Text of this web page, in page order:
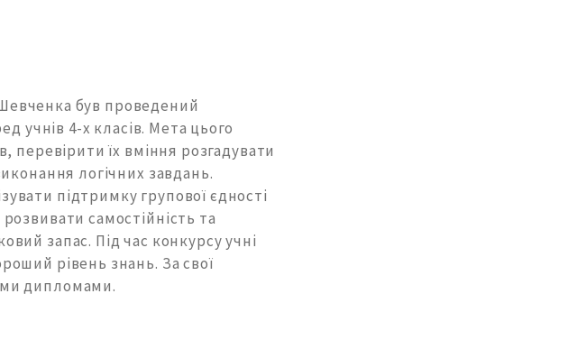
був проведений
учнів 4-х класів. Мета цього
перевірити їх вміння розгадувати
логічних завдань.
підтримку групової єдності
самостійність та
запас. Під час конкурсу учні
рівень знань. За свої
дипломами.